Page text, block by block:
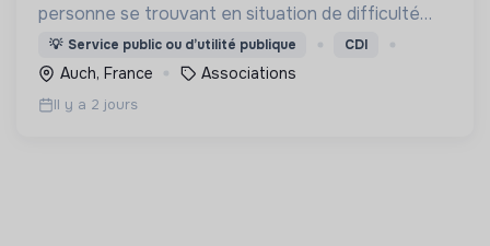
personne se trouvant en situation de difficulté
matérielle, en détresse psychique et plus
généralement en situation d’exclusion sociale ou
professionnelle.
💡 Service public ou d’utilité publique CDI
Auch, France Associations
Il y a 2 jours